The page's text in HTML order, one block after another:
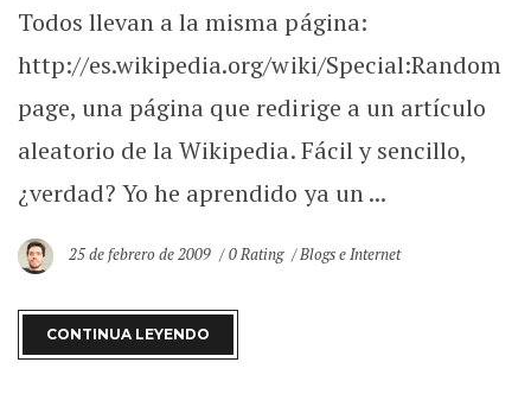
Todos llevan a la misma página:
http://es.wikipedia.org/wiki/Special:Random
page, una página que redirige a un artículo
aleatorio de la Wikipedia. Fácil y sencillo,
¿verdad? Yo he aprendido ya un ...
25 de febrero de 2009 0 Rating Blogs e Internet
CONTINUA LEYENDO